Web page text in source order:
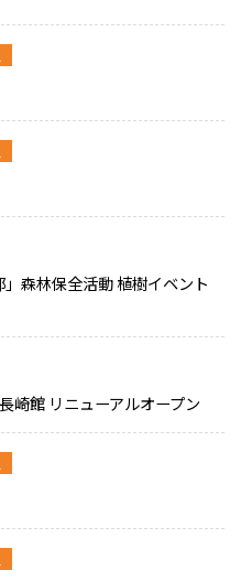
森林保全活動 植樹イベント
崎館 リニューアルオープン